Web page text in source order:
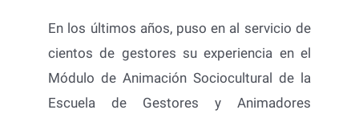
En los últimos años, puso en al servicio de
cientos de gestores su experiencia en el
Módulo de Animación Sociocultural de la
Escuela de Gestores y Animadores